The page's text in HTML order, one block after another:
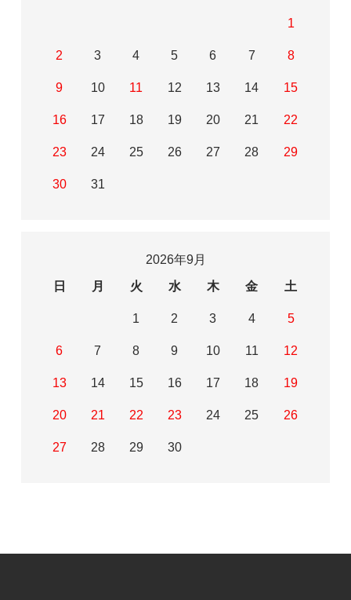
1
2 3 4 5 6 7 8
9 10 11 12 13 14 15
16 17 18 19 20 21 22
23 24 25 26 27 28 29
30 31
2026年9月
日
月 火 水 木 金 土
1 2 3 4 5
6 7 8 9 10 11 12
13 14 15 16 17 18 19
20 21 22 23 24 25 26
27 28 29 30